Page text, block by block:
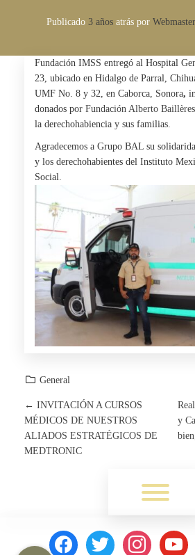
Publicado 3 añosatrás por
Fundación IMSS entregó al Hospital
23, ubicado en Hidalgo de Parral,
UMF No. 8 y 32, en Caborca, Sonora,
donados por Fundación Alberto Baillères
la derechohabiencia y sus familias.
Agradecemos a Grupo BAL su
y los derechohabientes del Instituto
Social.
General
P
O
N
← INVITACIÓN A CURSOS
MÉDICOS DE NUESTROS
ALIADOS ESTRATÉGICOS DE
MEDTRONIC
y
facebook twitter instagram youtube